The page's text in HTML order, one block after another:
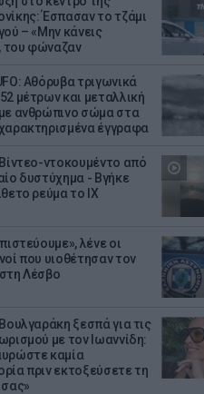
Έσπασαν το τζάμι
– «Μην κάνεις
του φώναζαν
Αθόρυβα τριγωνικά
μέτρων και μεταλλική
ανθρώπινο σώμα στα
έγγραφα
ντοκουμέντο από
δυστύχημα - Βγήκε
ρεύμα το ΙΧ
λένε οι
που υιοθέτησαν τον
Λέσβο
ξεσπά για τις
με τον Ιωαννίδη:
καμία
πριν εκτοξεύσετε τη